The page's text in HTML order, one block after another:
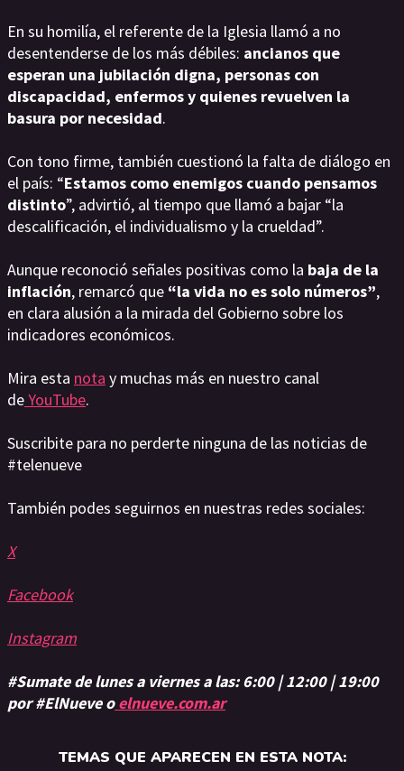
En su homilía, el referente de la Iglesia llamó a no
desentenderse de los más débiles: ancianos que
esperan una jubilación digna, personas con
discapacidad, enfermos y quienes revuelven la
basura por necesidad.
Con tono firme, también cuestionó la falta de diálogo en
el país: “Estamos como enemigos cuando pensamos
distinto”, advirtió, al tiempo que llamó a bajar “la
descalificación, el individualismo y la crueldad”.
Aunque reconoció señales positivas como la baja de la
inflación, remarcó que “la vida no es solo números”,
en clara alusión a la mirada del Gobierno sobre los
indicadores económicos.
Mira esta nota y muchas más en nuestro canal
deYouTube.
Suscribite para no perderte ninguna de las noticias de
#telenueve
También podes seguirnos en nuestras redes sociales:
X
Facebook
Instagram
#Sumate de lunes a viernes a las: 6:00 | 12:00 | 19:00
por #ElNueve o elnueve.com.ar
TEMAS QUE APARECEN EN ESTA NOTA: